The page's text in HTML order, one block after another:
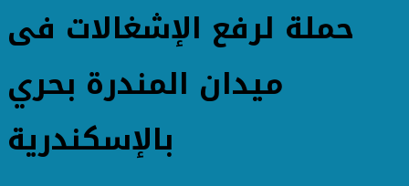
حملة لرفع الإشغالات فى
ميدان المندرة بحري
بالإسكندرية